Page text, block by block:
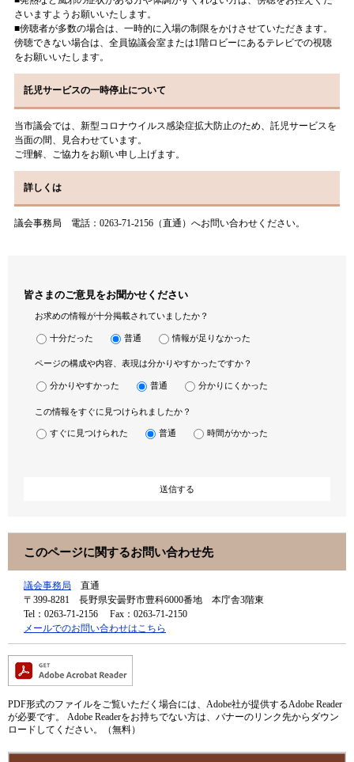
さいますようお願いいたします。
■傍聴者が多数の場合は、一時的に入場の制限をかけさせていただきます。
傍聴できない場合は、全員協議会室または1階ロビーにあるテレビでの視聴
をお願いいたします。
託児サービスの一時停止について
当市議会では、新型コロナウイルス感染症拡大防止のため、託児サービスを
当面の間、見合わせています。
ご理解、ご協力をお願い申し上げます。
詳しくは
議会事務局 電話：0263-71-2156（直通）へお問い合わせください。
皆さまのご意見をお聞かせください
お求めの情報が十分掲載されていましたか？
十分だった 普通 情報が足りなかった
ページの構成や内容、表現は分かりやすかったですか？
分かりやすかった 普通 分かりにくかった
この情報をすぐに見つけられましたか？
すぐに見つけられた 普通 時間がかかった
このページに関するお問い合わせ先
議会事務局
直通
〒399-8281
長野県安曇野市豊科6000番地 本庁舎3階東
Tel：0263-71-2156
Fax：0263-71-2150
メールでのお問い合わせはこちら
PDF形式のファイルをご覧いただく場合には、Adobe社が提供するAdobe Reader
が必要です。
Adobe Readerをお持ちでない方は、バナーのリンク先からダウン
ロードしてください。（無料）